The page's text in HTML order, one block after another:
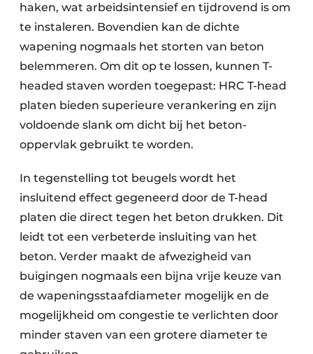
haken, wat arbeidsintensief en tijdrovend is om
te instaleren. Bovendien kan de dichte
wapening nogmaals het storten van beton
belemmeren. Om dit op te lossen, kunnen T-
headed staven worden toegepast: HRC T-head
platen bieden superieure verankering en zijn
voldoende slank om dicht bij het beton-
oppervlak gebruikt te worden.
In tegenstelling tot beugels wordt het
insluitend effect gegeneerd door de T-head
platen die direct tegen het beton drukken. Dit
leidt tot een verbeterde insluiting van het
beton. Verder maakt de afwezigheid van
buigingen nogmaals een bijna vrije keuze van
de wapeningsstaafdiameter mogelijk en de
mogelijkheid om congestie te verlichten door
minder staven van een grotere diameter te